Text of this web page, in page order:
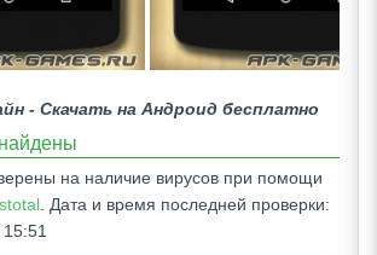
- Скачать на Андроид бесплатно
на наличие вирусов при помощи
. Дата и время последней проверки: